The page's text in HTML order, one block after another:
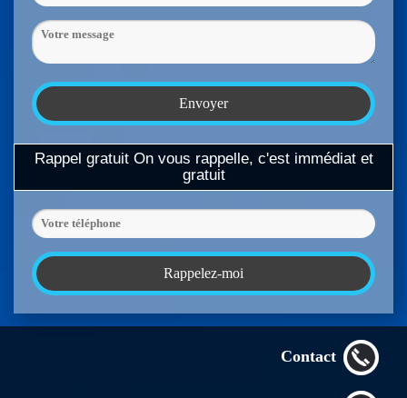
Rappel gratuit On vous rappelle, c'est immédiat et
gratuit
Contact